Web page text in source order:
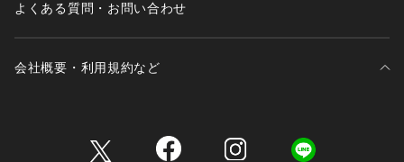
よくある質問・お問い合わせ
会社概要・利用規約など